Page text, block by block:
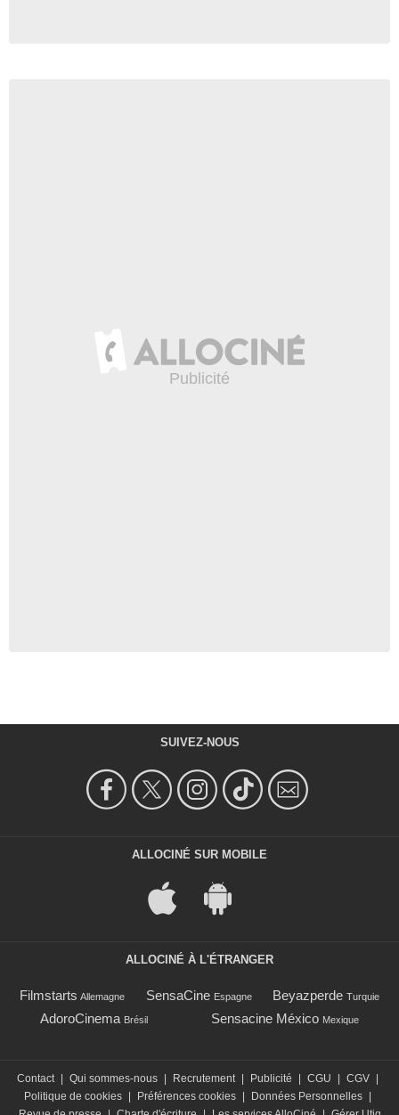
SUIVEZ-NOUS
ALLOCINÉ SUR MOBILE
ALLOCINÉ À L'ÉTRANGER
Filmstarts Allemagne SensaCine Espagne Beyazperde Turquie
AdoroCinema Brésil Sensacine México Mexique
Contact | Qui sommes-nous | Recrutement | Publicité | CGU | CGV |
Politique de cookies | Préférences cookies | Données Personnelles |